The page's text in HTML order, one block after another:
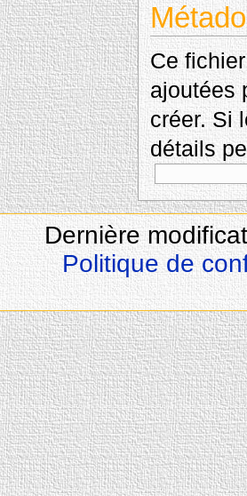
Ce
ajoutées
créer. Si
détails
Dernière
Politique de